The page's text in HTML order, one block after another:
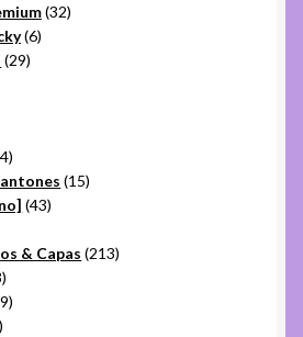
3232
66
2929
44
productos1515
4343
& Capas 213213
3
productos
39